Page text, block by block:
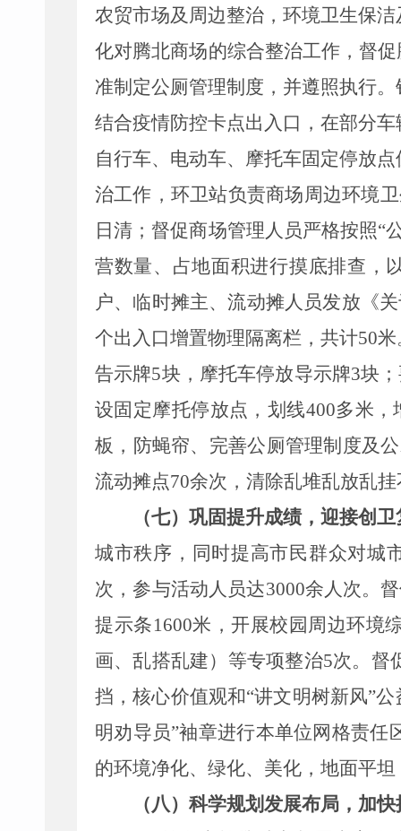
农贸市场及周边整治，环境卫生保
化对腾北商场的综合整治工作，督促
准制定公厕管理制度，并遵照执行。
结合疫情防控卡点出入口，在部分
自行车、电动车、摩托车固定停放
治工作， 环卫站负责商场周边环境
日清；督促商场管理人员严格按照“
营数量、占地面积进行摸底排查，
户、临时摊主、流动摊人员发放《
个出入口增置物理隔离栏，共计50
告示牌5块，摩托车停放导示牌3块
设固定摩托停放点，划线400多米
板，防蝇帘、完善公厕管理制度及
流动摊点70余次，清除乱堆乱放乱
（七）巩固提升成绩，迎接创
城市秩序，同时提高市民群众对城
次，参与活动人员达3000余人次。
提示条1600米，开展校园周边环境
画、乱搭乱建） 等专项整治5次。 督
挡，核心价值观和“讲文明树新风”
明劝导员”袖章进行本单位网格责任
的环境净化、绿化、美化，地面平
（八）科学规划发展布局，加